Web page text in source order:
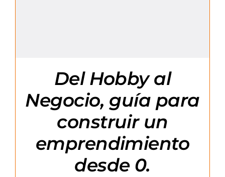
Del Hobby al
Negocio, guía para
construir un
emprendimiento
desde 0.